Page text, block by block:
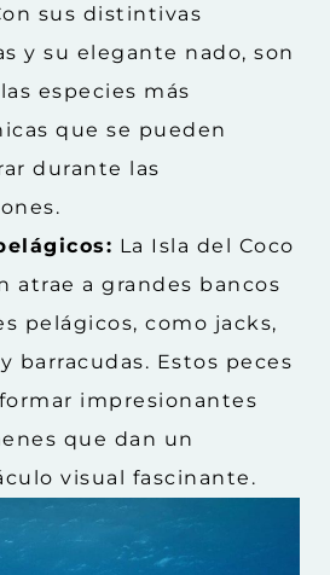
sus distintivas
y su elegante nado, son
especies más
que se pueden
durante las
La Isla del Coco
atrae a grandes bancos
pelágicos, como jacks,
barracudas. Estos peces
impresionantes
que dan un
visual fascinante.